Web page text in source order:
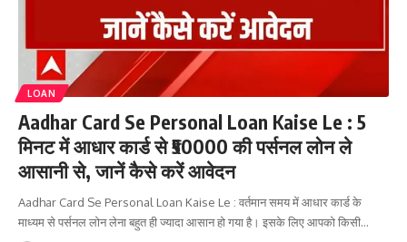
LOAN
Aadhar Card Se Personal Loan Kaise Le : 5
मिनट में आधार कार्ड से ₹50000 की पर्सनल लोन ले
आसानी से, जानें कैसे करें आवेदन
Aadhar Card Se Personal Loan Kaise Le : वर्तमान समय में आधार कार्ड के
माध्यम से पर्सनल लोन लेना बहुत ही ज्यादा आसान हो गया है। इसके लिए आपको किसी…